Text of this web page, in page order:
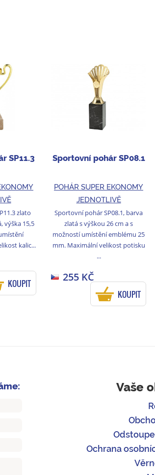
SP11.3
zlato
výška 15,5
kalic...
KOUPIT
Sportovní pohár SP08.1
POHÁR SUPER EKONOMY
JEDNOTLIVĚ
Sportovní pohár SP08.1, barva
zlatá s výškou 26 cm a s
možností umístění emblému 25
mm. Maximální velikost potisku
...
255 KČ
KOUPIT
Vaše
Ochrana